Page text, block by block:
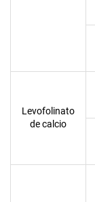
Levofolinato
de calcio